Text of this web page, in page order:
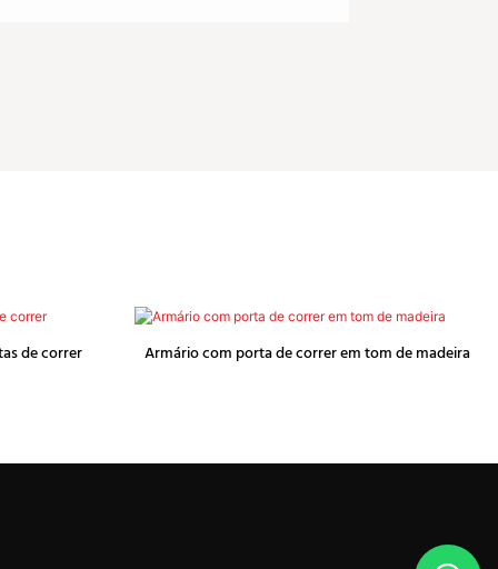
de correr Armário com porta de correr em tom de madeira